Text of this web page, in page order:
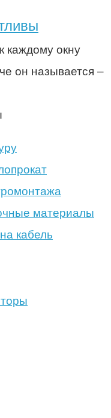
каждому окну
он называется –
материалы
кабель